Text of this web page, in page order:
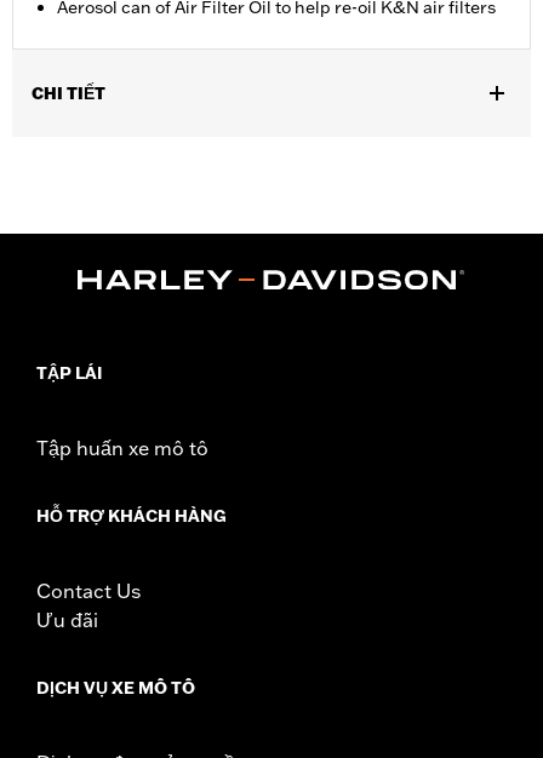
Aerosol can of Air Filter Oil to help re-oil K&N air filters
CHI TIẾT
TẬP LÁI
Tập huấn xe mô tô
HỖ TRỢ KHÁCH HÀNG
Contact Us
Ưu đãi
DỊCH VỤ XE MÔ TÔ